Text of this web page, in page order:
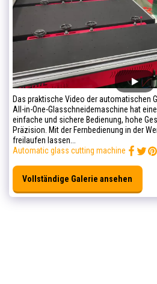
Das praktische Video der automatischen
All-in-One-Glasschneidemaschine hat
einfache und sichere Bedienung, hohe
Präzision. Mit der Fernbedienung in der
freilaufen lassen...
Automatic glass cutting machine
Vollständige Galerie ansehen